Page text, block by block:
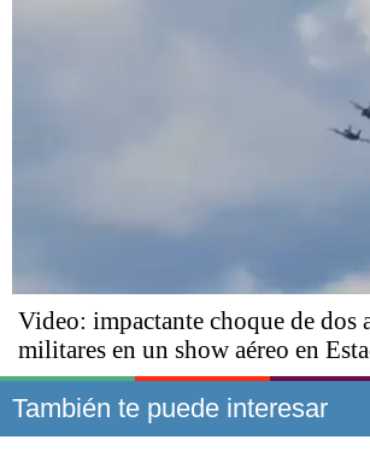
Video: impactante choque de dos
militares en un show aéreo en
También te puede interesar